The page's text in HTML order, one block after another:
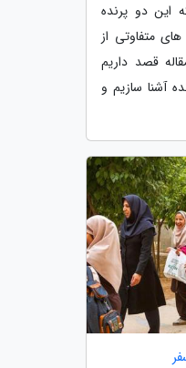
دو پرنده
متفاوتی از
قصد داریم
آشنا سازیم و